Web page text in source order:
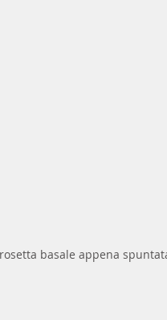
rosetta basale appena